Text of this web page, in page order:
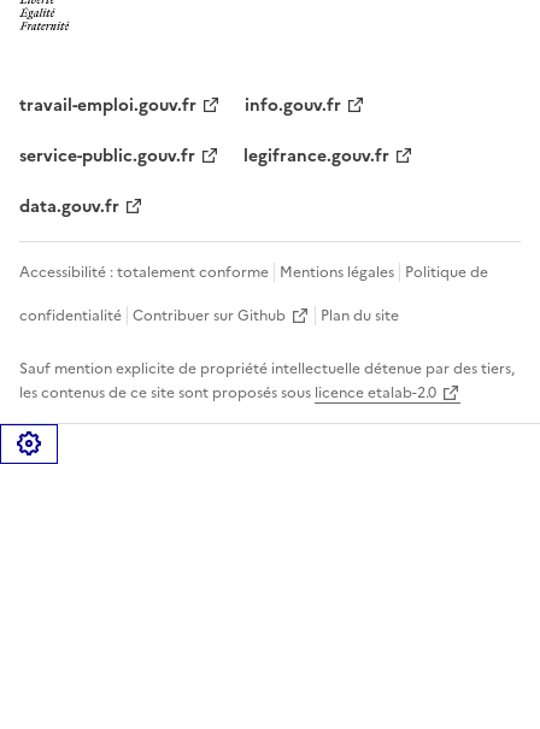
travail-emploi.gouv.fr
info.gouv.fr
service-public.gouv.fr
legifrance.gouv.fr
data.gouv.fr
Accessibilité : totalement conforme Mentions légales Politique de
confidentialité Contribuer sur Github Plan du site
Sauf mention explicite de propriété intellectuelle détenue par des tiers,
les contenus de ce site sont proposés sous licence etalab-2.0
Gérer les cookies